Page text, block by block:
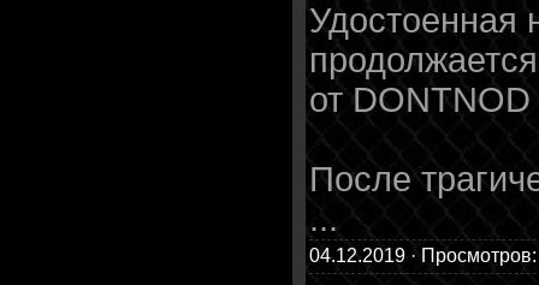
Удостоенная
от
После
...
04.12.2019 ·